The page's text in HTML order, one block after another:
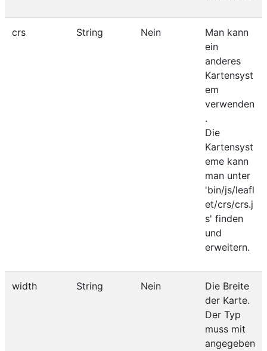
crs String Nein
Man kann
ein
anderes
Kartensyst
em
verwenden
.
Die
Kartensyst
eme kann
man unter
'bin/js/leafl
et/crs/crs.j
s' finden
und
erweitern.
width String Nein
Die Breite
der Karte.
Der Typ
muss mit
angegeben